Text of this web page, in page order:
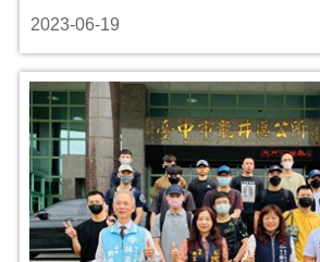
2023-06-19